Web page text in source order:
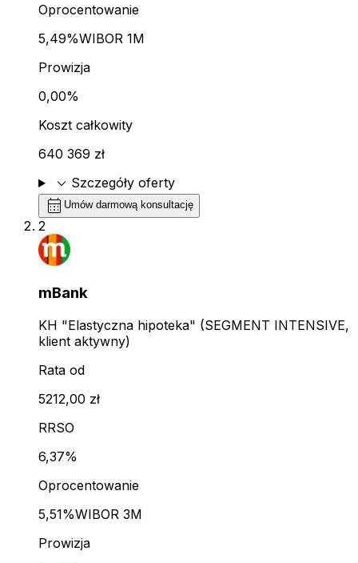
Oprocentowanie
5,49%WIBOR 1M
Prowizja
0,00%
Koszt całkowity
640 369 zł
expand_more Szczegóły oferty
calendar_month Umów darmową konsultację
2
mBank
KH "Elastyczna hipoteka" (SEGMENT INTENSIVE,
klient aktywny)
Rata od
5212,00 zł
RRSO
6,37%
Oprocentowanie
5,51%WIBOR 3M
Prowizja